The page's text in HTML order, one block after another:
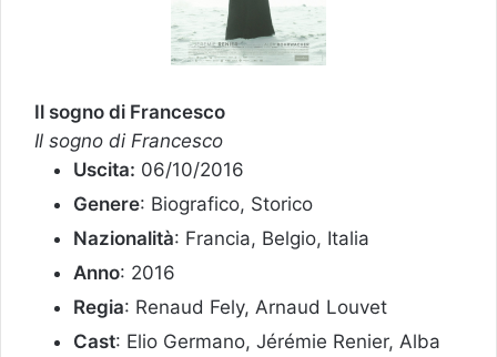
Il sogno di Francesco
Il sogno di Francesco
Uscita: 06/10/2016
Genere: Biografico, Storico
Nazionalità: Francia, Belgio, Italia
Anno: 2016
Regia: Renaud Fely, Arnaud Louvet
Cast: Elio Germano, Jérémie Renier, Alba